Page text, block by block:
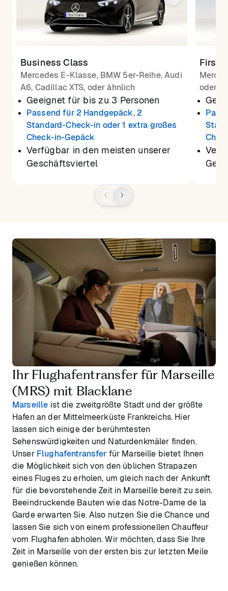
Business Class
Mercedes E-Klasse, BMW 5er-Reihe, Audi
A6, Cadillac XTS, oder ähnlich
Geeignet für bis zu 3 Personen
Passend für 2 Handgepäck, 2
Standard-Check-in oder 1 extra großes
Check-in-Gepäck
Verfügbar in den meisten unserer
Geschäftsviertel
First
oder
Ihr Flughafentransfer für Marseille
(MRS) mit Blacklane
Marseille ist die zweitgrößte Stadt und der größte
Hafen an der Mittelmeerküste Frankreichs. Hier
lassen sich einige der berühmtesten
Sehenswürdigkeiten und Naturdenkmäler finden.
Unser Flughafentransfer für Marseille bietet Ihnen
die Möglichkeit sich von den üblichen Strapazen
eines Fluges zu erholen, um gleich nach der Ankunft
für die bevorstehende Zeit in Marseille bereit zu sein.
Beeindruckende Bauten wie das Notre-Dame de la
Garde erwarten Sie. Also nutzen Sie die Chance und
lassen Sie sich von einem professionellen Chauffeur
vom Flughafen abholen. Wir möchten, dass Sie Ihre
Zeit in Marseille von der ersten bis zur letzten Meile
genießen können.